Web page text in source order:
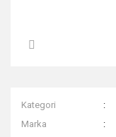
Kategori
Marka